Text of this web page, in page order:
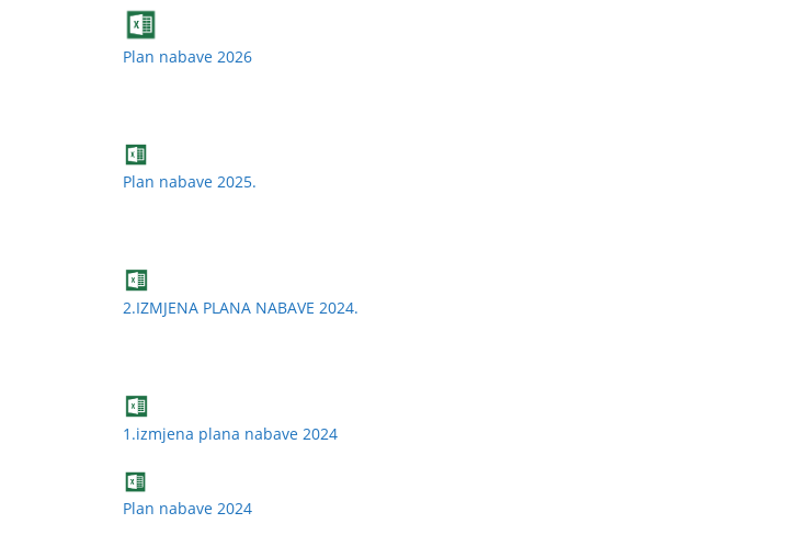
Plan nabave 2026
Plan nabave 2025.
2.IZMJENA PLANA NABAVE 2024.
1.izmjena plana nabave 2024
Plan nabave 2024